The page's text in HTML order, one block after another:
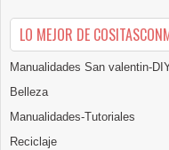
LO MEJOR DE
Manualidades San valentin-
Belleza
Manualidades-Tutoriales
Reciclaje